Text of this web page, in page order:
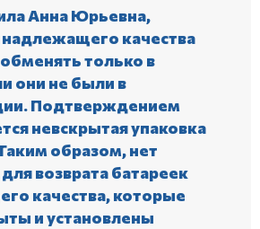
Анна Юрьевна,
надлежащего качества
только в
они не были в
Подтверждением
невскрытая упаковка
образом, нет
возврата батареек
качества, которые
и установлены